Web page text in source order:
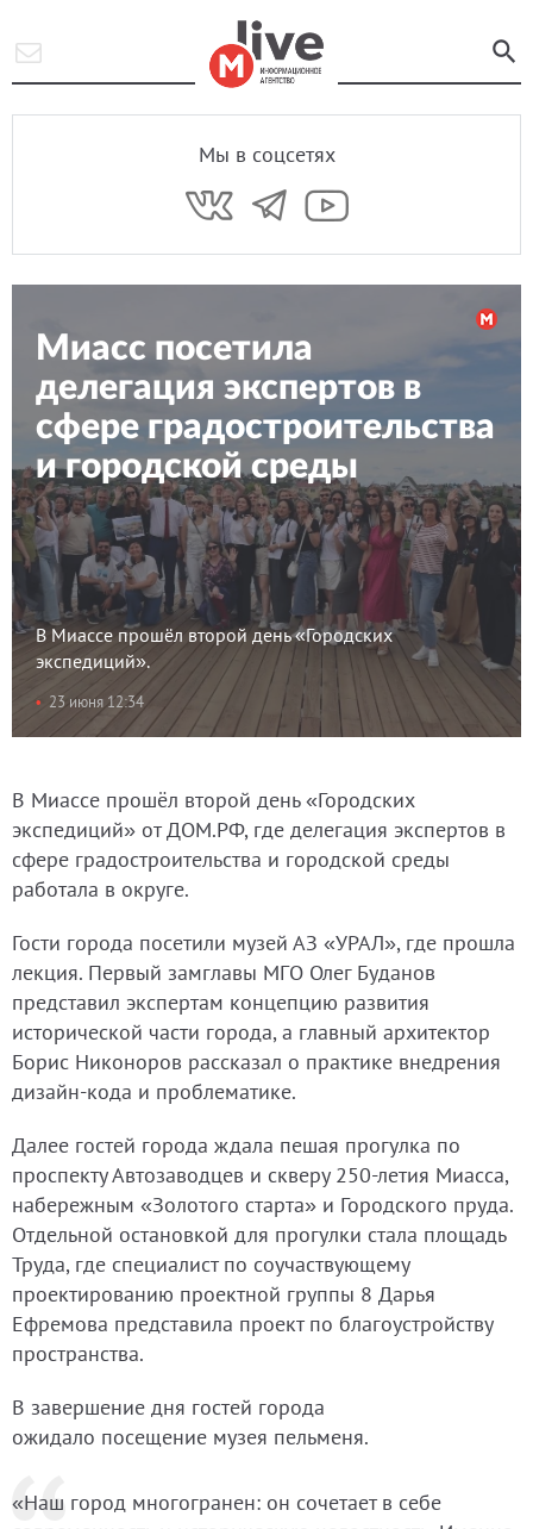
Мы в соцсетях
Миасс посетила
делегация экспертов в
сфере градостроительства
и городской среды
В Миассе прошёл второй день «Городских
экспедиций».
23 июня 12:34
В Миассе прошёл второй день «Городских
экспедиций» от ДОМ.РФ, где делегация экспертов в
сфере градостроительства и городской среды
работала в округе.
Гости города посетили музей АЗ «УРАЛ», где прошла
лекция. Первый замглавы МГО Олег Буданов
представил экспертам концепцию развития
исторической части города, а главный архитектор
Борис Никоноров рассказал о практике внедрения
дизайн-кода и проблематике.
Далее гостей города ждала пешая прогулка по
проспекту Автозаводцев и скверу 250-летия Миасса,
набережным «Золотого старта» и Городского пруда.
Отдельной остановкой для прогулки стала площадь
Труда, где специалист по соучаствующему
проектированию проектной группы 8 Дарья
Ефремова представила проект по благоустройству
пространства.
В завершение дня гостей города
ожидало посещение музея пельменя.
«Наш город многогранен: он сочетает в себе